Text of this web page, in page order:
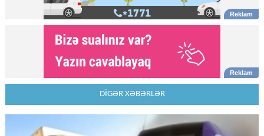
DİGƏR XƏBƏRLƏR